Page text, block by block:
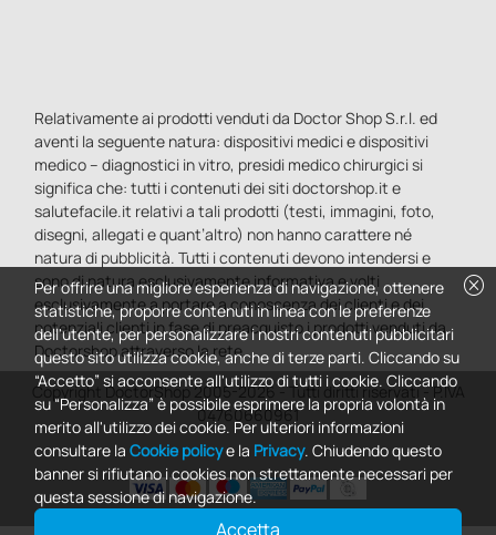
Relativamente ai prodotti venduti da Doctor Shop S.r.l. ed
aventi la seguente natura: dispositivi medici e dispositivi
medico – diagnostici in vitro, presidi medico chirurgici si
significa che: tutti i contenuti dei siti doctorshop.it e
salutefacile.it relativi a tali prodotti (testi, immagini, foto,
disegni, allegati e quant’altro) non hanno carattere né
natura di pubblicità. Tutti i contenuti devono intendersi e
sono di natura esclusivamente informativa e volti
esclusivamente a portare a conoscenza dei clienti e dei
potenziali clienti in fase di preacquisto i prodotti venduti da
Doctorshop attraverso la rete.
Copyright DoctorShop 2005-2026 - Tutti diritti riservati - P.IVA
04760660961
cancel
Per offrire una migliore esperienza di navigazione, ottenere
statistiche, proporre contenuti in linea con le preferenze
dell'utente, per personalizzare i nostri contenuti pubblicitari
questo sito utilizza cookie, anche di terze parti. Cliccando su
“Accetto” si acconsente all'utilizzo di tutti i cookie. Cliccando
su “Personalizza” è possibile esprimere la propria volontà in
merito all'utilizzo dei cookie. Per ulteriori informazioni
consultare la Cookie policye la Privacy. Chiudendo questo
banner si rifiutano i cookies non strettamente necessari per
questa sessione di navigazione.
Accetta